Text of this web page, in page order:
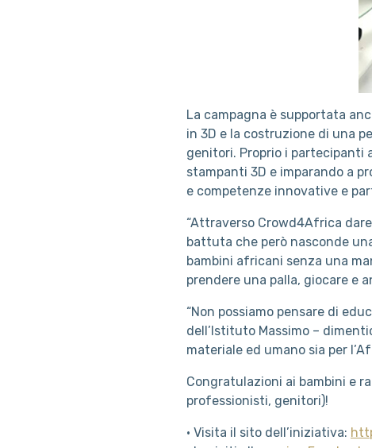
La campagna è supportata
in 3D e la costruzione di una
genitori. Proprio i partecipanti
stampanti 3D e imparando a
e competenze innovative e
“Attraverso Crowd4Africa
battuta che però nasconde
bambini africani senza una
prendere una palla, giocare e
“Non possiamo pensare di
dell’Istituto Massimo –
materiale ed umano sia per
Congratulazioni ai bambini e
professionisti, genitori)!
• Visita il sito dell’iniziativa: